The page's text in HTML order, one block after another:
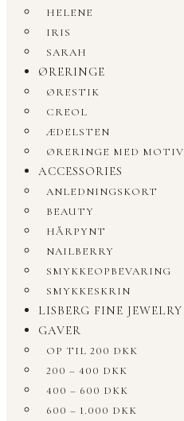
HELENE
IRIS
SARAH
ØRERINGE
ØRESTIK
CREOL
ÆDELSTEN
ØRERINGE MED MOTIV
ACCESSORIES
ANLEDNINGSKORT
BEAUTY
HÅRPYNT
NAILBERRY
SMYKKEOPBEVARING
SMYKKESKRIN
LISBERG FINE JEWELRY
GAVER
OP TIL 200 DKK
200 – 400 DKK
400 – 600 DKK
600 – 1.000 DKK